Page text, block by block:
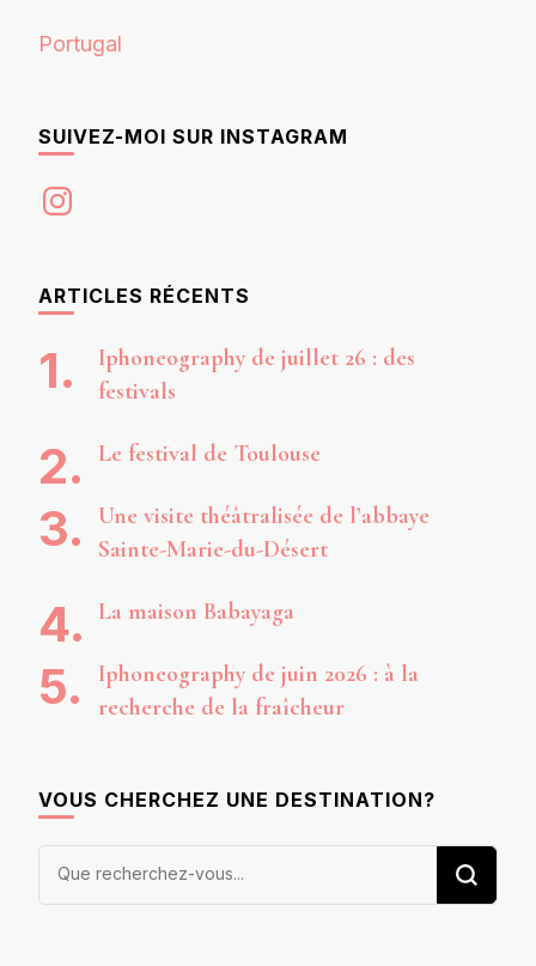
Portugal
SUIVEZ-MOI SUR INSTAGRAM
Instagram
ARTICLES RÉCENTS
Iphoneography de juillet 26 : des
festivals
Le festival de Toulouse
Une visite théâtralisée de l’abbaye
Sainte-Marie-du-Désert
La maison Babayaga
Iphoneography de juin 2026 : à la
recherche de la fraîcheur
VOUS CHERCHEZ UNE DESTINATION?
Vous